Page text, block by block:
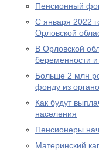
Пенсионный
С января 2022
Орловской
В Орловской
беременности
Больше 2 млн
фонду из
Как будут
населения
Пенсионеры
Материнский